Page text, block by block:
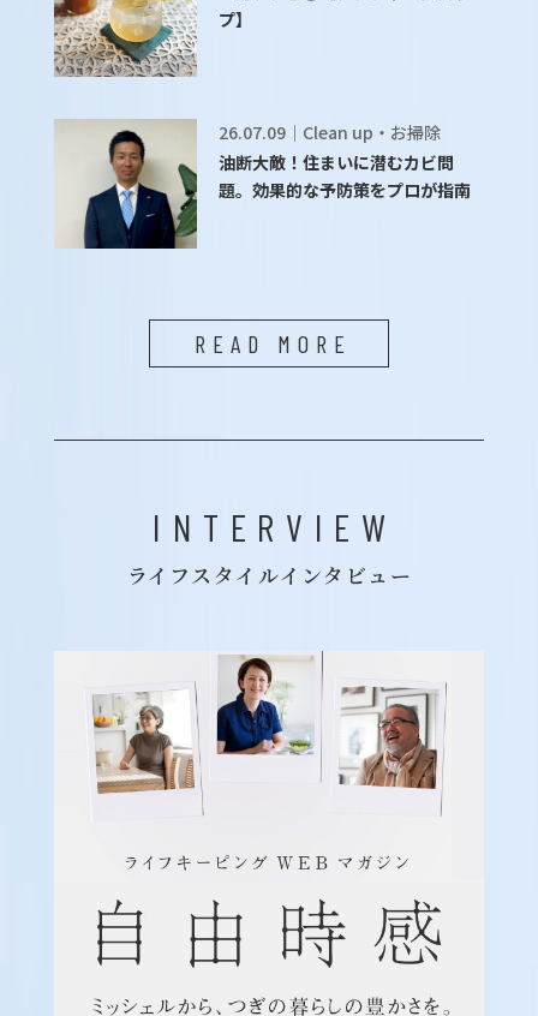
プ】
26.07.09｜Clean up・お掃除
油断大敵！住まいに潜むカビ問
題。効果的な予防策をプロが指南
READ MORE
INTERVIEW
ライフスタイルインタビュー